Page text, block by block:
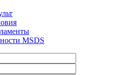
MSDS